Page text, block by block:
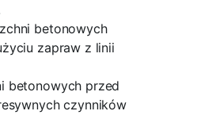
betonowych
zapraw z linii
betonowych przed
czynników